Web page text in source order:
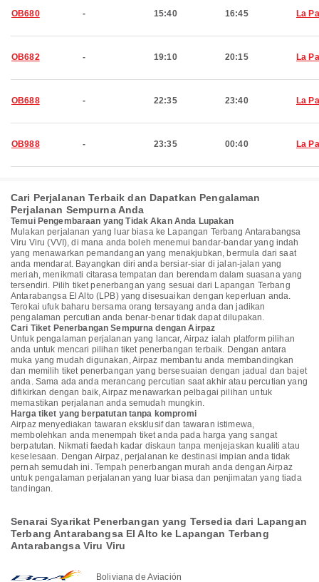
OB680 - 15:40 16:45 La
OB682 - 19:10 20:15 La
OB688 - 22:35 23:40 La
OB988 - 23:35 00:40 La
Cari Perjalanan Terbaik dan Dapatkan Pengalaman
Perjalanan Sempurna Anda
Temui Pengembaraan yang Tidak Akan Anda Lupakan
Mulakan perjalanan yang luar biasa ke Lapangan Terbang Antarabangsa
Viru Viru (VVI), di mana anda boleh menemui bandar-bandar yang indah
yang menawarkan pemandangan yang menakjubkan, bermula dari saat
anda mendarat. Bayangkan diri anda bersiar-siar di jalan-jalan yang
meriah, menikmati citarasa tempatan dan berendam dalam suasana yang
tersendiri. Pilih tiket penerbangan yang sesuai dari Lapangan Terbang
Antarabangsa El Alto (LPB) yang disesuaikan dengan keperluan anda.
Terokai ufuk baharu bersama orang tersayang anda dan jadikan
pengalaman percutian anda benar-benar tidak dapat dilupakan.
Cari Tiket Penerbangan Sempurna dengan Airpaz
Untuk pengalaman perjalanan yang lancar, Airpaz ialah platform pilihan
anda untuk mencari pilihan tiket penerbangan terbaik. Dengan antara
muka yang mudah digunakan, Airpaz membantu anda membandingkan
dan memilih tiket penerbangan yang bersesuaian dengan jadual dan bajet
anda. Sama ada anda merancang percutian saat akhir atau percutian yang
difikirkan dengan baik, Airpaz menawarkan pelbagai pilihan untuk
memastikan perjalanan anda semudah mungkin.
Harga tiket yang berpatutan tanpa kompromi
Airpaz menyediakan tawaran eksklusif dan tawaran istimewa,
membolehkan anda menempah tiket anda pada harga yang sangat
berpatutan. Nikmati faedah kadar diskaun tanpa menjejaskan kualiti atau
keselesaan. Dengan Airpaz, perjalanan ke destinasi impian anda tidak
pernah semudah ini. Tempah penerbangan murah anda dengan Airpaz
untuk pengalaman perjalanan yang luar biasa dan penjimatan yang tiada
tandingan.
Senarai Syarikat Penerbangan yang Tersedia dari Lapangan
Terbang Antarabangsa El Alto ke Lapangan Terbang
Antarabangsa Viru Viru
Boliviana de Aviación